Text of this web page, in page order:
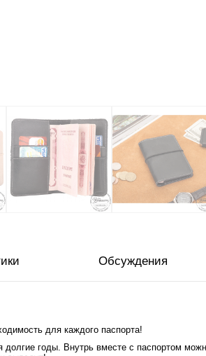
Обсуждения
для каждого паспорта!
долгие годы. Внутрь вместе с паспортом